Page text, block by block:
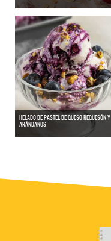
HELADO DE PASTEL DE QUESO REQUESÓN Y
ARÁNDANOS